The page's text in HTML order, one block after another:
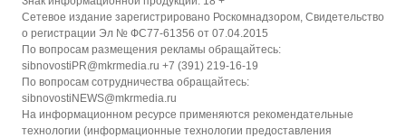
Сетевое издание зарегистрировано Роскомнадзором, Свидетельство
о регистрации Эл № ФС77-61356 от 07.04.2015
По вопросам размещения рекламы обращайтесь:
sibnovostiPR@mkrmedia.ru +7 (391) 219-16-19
По вопросам сотрудничества обращайтесь:
sibnovostiNEWS@mkrmedia.ru
На информационном ресурсе применяются рекомендательные
технологии (информационные технологии предоставления